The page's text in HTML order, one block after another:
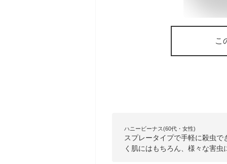
こ
ハニービーナス(60代・女性)
スプレータイプで手軽に殺虫
く肌にはもちろん、様々な害